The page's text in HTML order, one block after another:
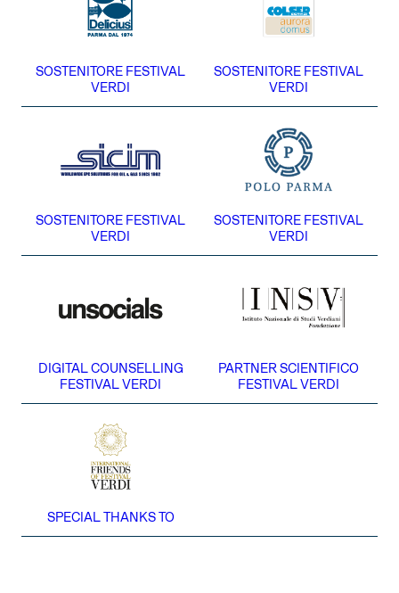
SOSTENITORE FESTIVAL
VERDI
SOSTENITORE FESTIVAL
VERDI
SOSTENITORE FESTIVAL
VERDI
SOSTENITORE FESTIVAL
VERDI
DIGITAL COUNSELLING
FESTIVAL VERDI
PARTNER SCIENTIFICO
FESTIVAL VERDI
SPECIAL THANKS TO